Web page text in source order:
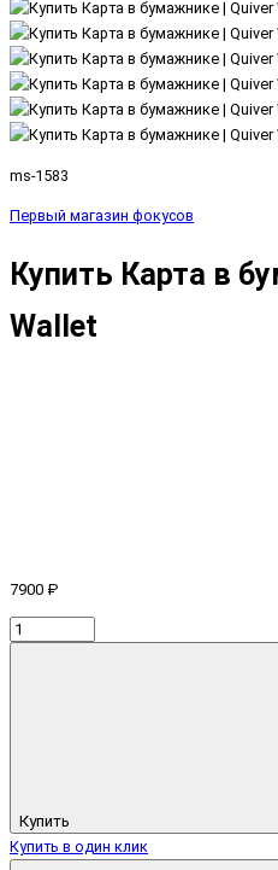
ms-1583
Первый магазин фокусов
Купить Карта в
Wallet
7900 ₽
Купить
Купить в один клик